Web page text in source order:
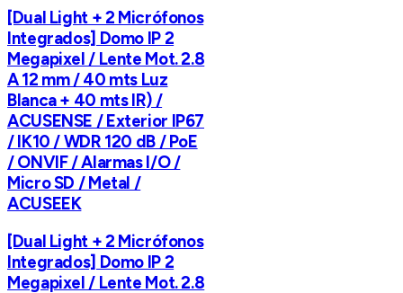
[Dual Light + 2 Micrófonos
Integrados] Domo IP 2
Megapixel / Lente Mot. 2.8
A 12 mm / 40 mts Luz
Blanca + 40 mts IR) /
ACUSENSE / Exterior IP67
/ IK10 / WDR 120 dB / PoE
/ ONVIF / Alarmas I/O /
Micro SD / Metal /
ACUSEEK
[Dual Light + 2 Micrófonos
Integrados] Domo IP 2
Megapixel / Lente Mot. 2.8